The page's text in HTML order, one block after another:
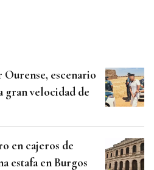
Ourense, escenario
gran velocidad de
en cajeros de
estafa en Burgos